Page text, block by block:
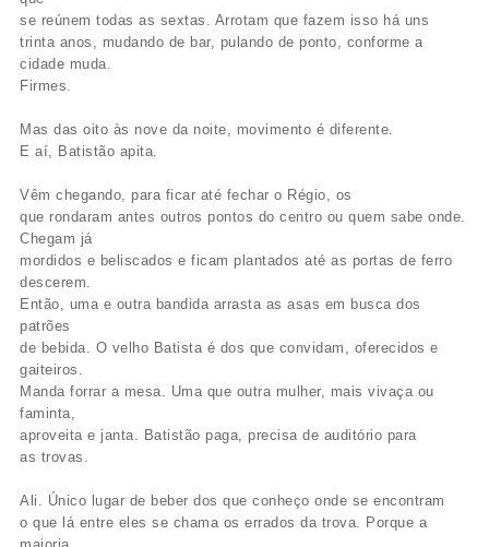
se reúnem todas as sextas. Arrotam que fazem isso há uns
trinta anos, mudando de bar, pulando de ponto, conforme a
cidade muda.
Firmes.
Mas das oito às nove da noite, movimento é diferente.
E aí, Batistão apita.
Vêm chegando, para ficar até fechar o Régio, os
que rondaram antes outros pontos do centro ou quem sabe onde.
Chegam já
mordidos e beliscados e ficam plantados até as portas de ferro
descerem.
Então, uma e outra bandida arrasta as asas em busca dos
patrões
de bebida. O velho Batista é dos que convidam, oferecidos e
gaiteiros.
Manda forrar a mesa. Uma que outra mulher, mais vivaça ou
faminta,
aproveita e janta. Batistão paga, precisa de auditório para
as trovas.
Ali. Único lugar de beber dos que conheço onde se encontram
o que lá entre eles se chama os errados da trova. Porque a